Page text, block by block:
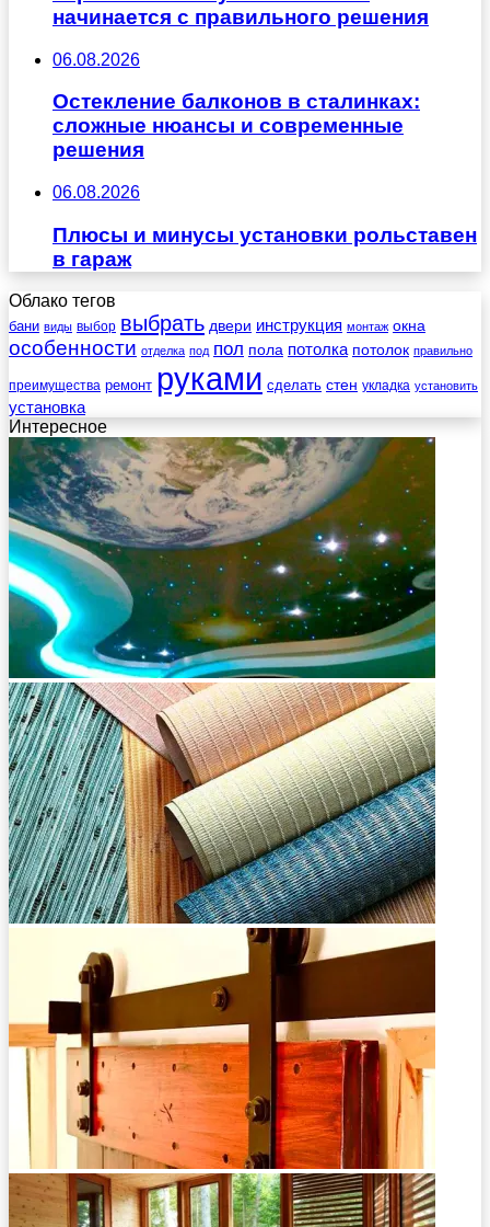
начинается с правильного решения
06.08.2026
Остекление балконов в сталинках:
сложные нюансы и современные
решения
06.08.2026
Плюсы и минусы установки рольставен
в гараж
Облако тегов
бани виды выбор выбрать двери инструкция монтаж окна
особенности отделка под пол пола потолка потолок правильно
преимущества ремонт руками сделать стен укладка установить
установка
Интересное